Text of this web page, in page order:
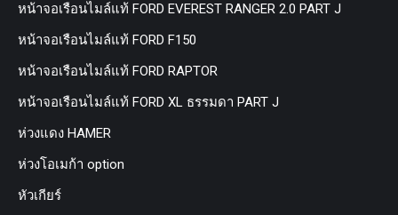
หน้าจอเรือนไมล์แท้ FORD EVEREST RANGER 2.0 PART J
หน้าจอเรือนไมล์แท้ FORD F150
หน้าจอเรือนไมล์แท้ FORD RAPTOR
หน้าจอเรือนไมล์แท้ FORD XL ธรรมดา PART J
ห่วงแดง HAMER
ห่วงโอเมก้า option
หัวเกียร์